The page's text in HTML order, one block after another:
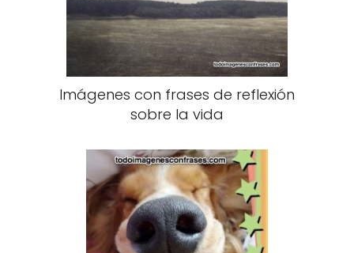
Imágenes con frases de reflexión
sobre la vida